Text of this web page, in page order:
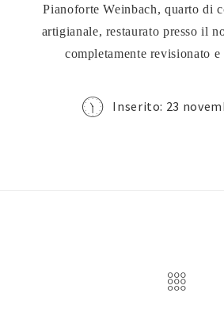
Pianoforte Weinbach, quarto di
artigianale, restaurato presso il
completamente revisionato
Inserito: 23